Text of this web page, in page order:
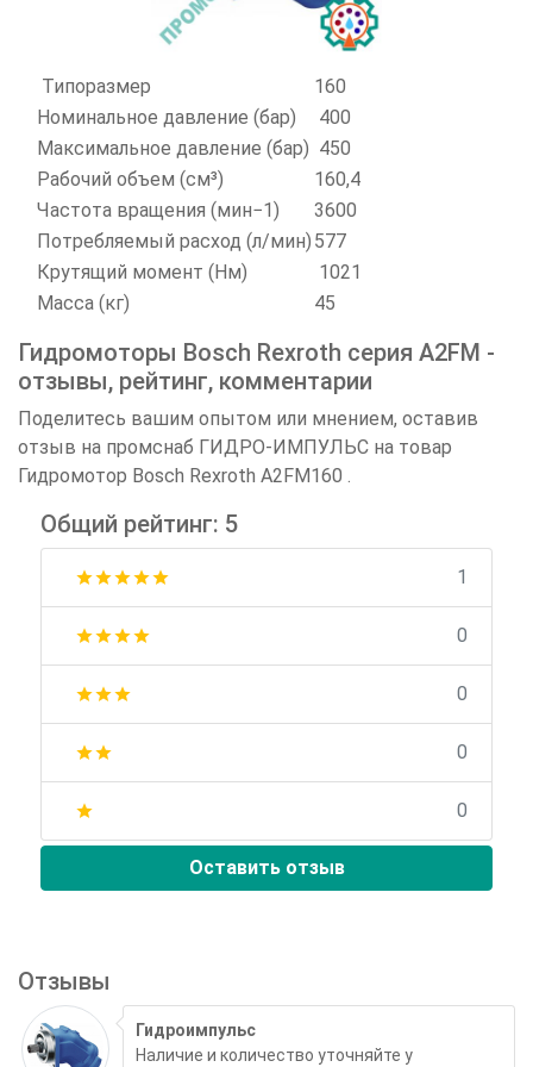
Типоразмер
160
Номинальное давление (бар)
400
Максимальное давление (бар) 450
Рабочий объем (см³)
160,4
Частота вращения (мин−1)
3600
Потребляемый расход (л/мин) 577
Крутящий момент (Нм)
1021
Масса (кг)
45
Гидромоторы Bosch Rexroth серия A2FM -
отзывы, рейтинг, комментарии
Поделитесь вашим опытом или мнением, оставив
отзыв на промснаб ГИДРО-ИМПУЛЬС на товар
Гидромотор Bosch Rexroth A2FM160 .
Общий рейтинг: 5
starstarstarstarstar 1
starstarstarstar 0
starstarstar 0
starstar 0
star 0
Оставить отзыв
Отзывы
Гидроимпульс
Наличие и количество уточняйте у